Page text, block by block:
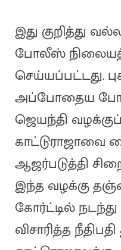
இது குறித்து
போலீஸ்
செய்யப்பட்டது.
அப்போதைய
ஜெயந்தி
காட்டுராஜாவை
ஆஜர்படுத்தி
இந்த வழக்கு
கோர்ட்டில்
விசாரித்த நீதிபதி